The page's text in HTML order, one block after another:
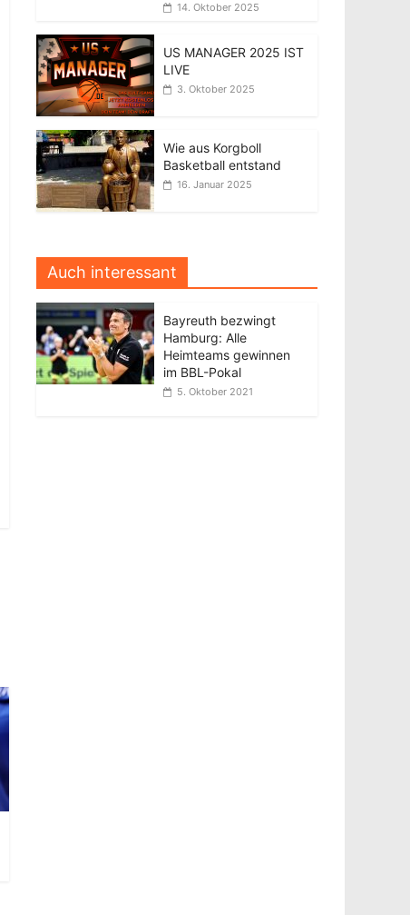
14. Oktober 2025
US MANAGER 2025 IST
LIVE
3. Oktober 2025
Wie aus Korgboll
Basketball entstand
16. Januar 2025
Auch interessant
Bayreuth bezwingt
Hamburg: Alle
Heimteams gewinnen
im BBL-Pokal
5. Oktober 2021